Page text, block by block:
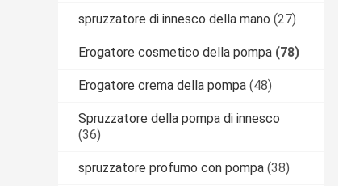
spruzzatore di innesco della mano (27)
Erogatore cosmetico della pompa (78)
Erogatore crema della pompa (48)
Spruzzatore della pompa di innesco
(36)
spruzzatore profumo con pompa (38)